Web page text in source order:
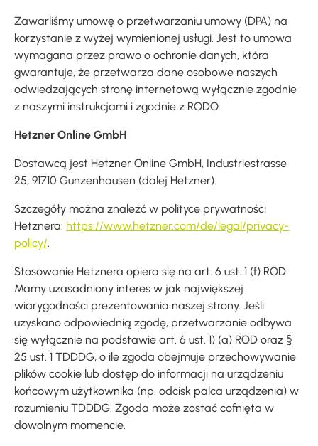
Zawarliśmy umowę o przetwarzaniu umowy (DPA) na
korzystanie z wyżej wymienionej usługi. Jest to umowa
wymagana przez prawo o ochronie danych, która
gwarantuje, że przetwarza dane osobowe naszych
odwiedzających stronę internetową wyłącznie zgodnie
z naszymi instrukcjami i zgodnie z RODO.
Hetzner Online GmbH
Dostawcą jest Hetzner Online GmbH, Industriestrasse
25, 91710 Gunzenhausen (dalej Hetzner).
Szczegóły można znaleźć w polityce prywatności
Hetznera: https://www.hetzner.com/de/legal/privacy-
policy/.
Stosowanie Hetznera opiera się na art. 6 ust. 1 (f) ROD.
Mamy uzasadniony interes w jak największej
wiarygodności prezentowania naszej strony. Jeśli
uzyskano odpowiednią zgodę, przetwarzanie odbywa
się wyłącznie na podstawie art. 6 ust. 1) (a) ROD oraz §
25 ust. 1 TDDDG, o ile zgoda obejmuje przechowywanie
plików cookie lub dostęp do informacji na urządzeniu
końcowym użytkownika (np. odcisk palca urządzenia) w
rozumieniu TDDDG. Zgoda może zostać cofnięta w
dowolnym momencie.